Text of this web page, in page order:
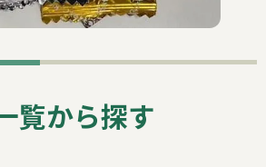
覧から探す